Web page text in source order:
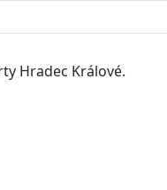
Hradec Králové.